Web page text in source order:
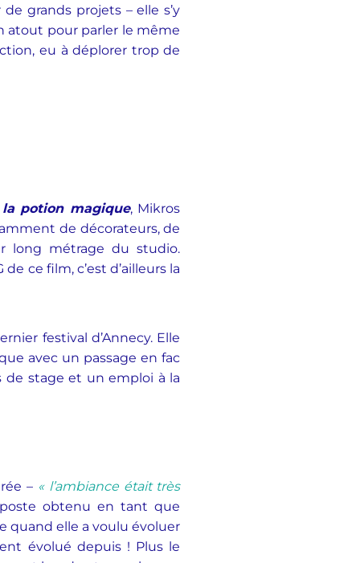
grands projets – elle s’y
atout pour parler le même
eu à déplorer trop de
potion magique, Mikros
de décorateurs, de
long métrage du studio.
ce film, c’est d’ailleurs la
festival d’Annecy. Elle
avec un passage en fac
de stage et un emploi à la
– « l’ambiance était très
obtenu en tant que
quand elle a voulu évoluer
évolué depuis ! Plus le